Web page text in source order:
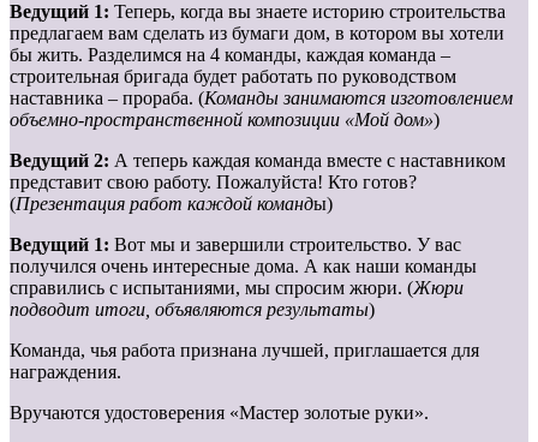
Ведущий 1: Теперь, когда вы знаете историю строительства
предлагаем вам сделать из бумаги дом, в котором вы хотели
бы жить. Разделимся на 4 команды, каждая команда –
строительная бригада будет работать по руководством
наставника – прораба. (Команды занимаются изготовлением
объемно-пространственной композиции «Мой дом»)
Ведущий 2: А теперь каждая команда вместе с наставником
представит свою работу. Пожалуйста! Кто готов?
(Презентация работ каждой команды)
Ведущий 1: Вот мы и завершили строительство. У вас
получился очень интересные дома. А как наши команды
справились с испытаниями, мы спросим жюри. (Жюри
подводит итоги, объявляются результаты)
Команда, чья работа признана лучшей, приглашается для
награждения.
Вручаются удостоверения «Мастер золотые руки».